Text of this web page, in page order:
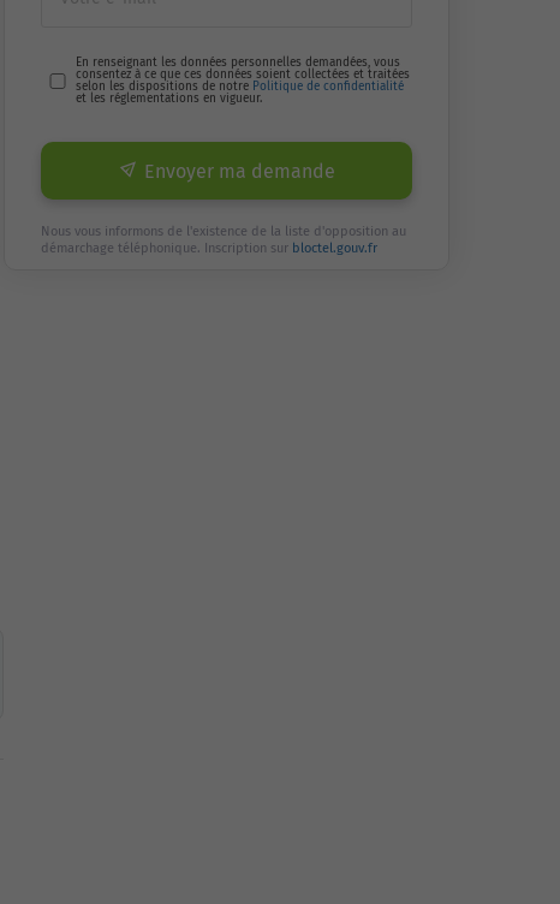
En renseignant les données personnelles demandées, vous
consentez à ce que ces données soient collectées et traitées
selon les dispositions de notre Politique de confidentialité
et les réglementations en vigueur.
Envoyer ma demande
Nous vous informons de l'existence de la liste d'opposition au
démarchage téléphonique. Inscription sur bloctel.gouv.fr